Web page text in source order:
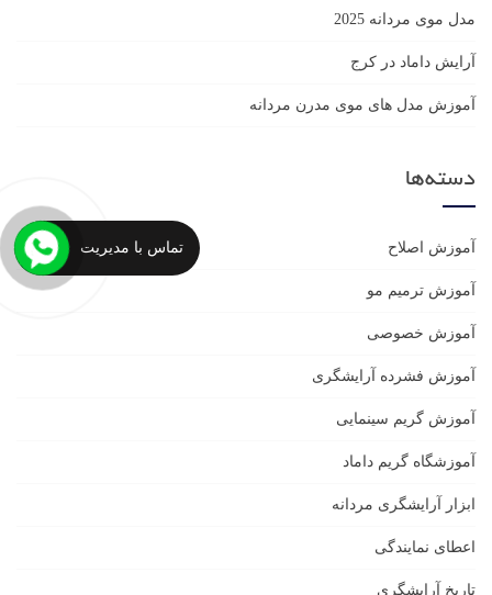
مدل موی مردانه 2025
آرایش داماد در کرج
آموزش مدل های موی مدرن مردانه
دسته‌ها
آموزش اصلاح
آموزش ترمیم مو
آموزش خصوصی
آموزش فشرده آرایشگری
آموزش گریم سینمایی
آموزشگاه گریم داماد
ابزار آرایشگری مردانه
اعطای نمایندگی
تاریخ آرایشگری
تماس با مدیریت